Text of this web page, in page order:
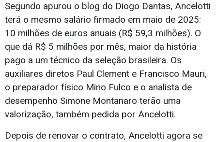
Segundo apurou o blog do Diogo Dantas, Ancelotti
terá o mesmo salário firmado em maio de 2025:
10 milhões de euros anuais (R$ 59,3 milhões). O
que dá R$ 5 milhões por mês, maior da história
pago a um técnico da seleção brasileira. Os
auxiliares diretos Paul Clement e Francisco Mauri,
o preparador físico Mino Fulco e o analista de
desempenho Simone Montanaro terão uma
valorização, também pedida por Ancelotti.
Depois de renovar o contrato, Ancelotti agora se